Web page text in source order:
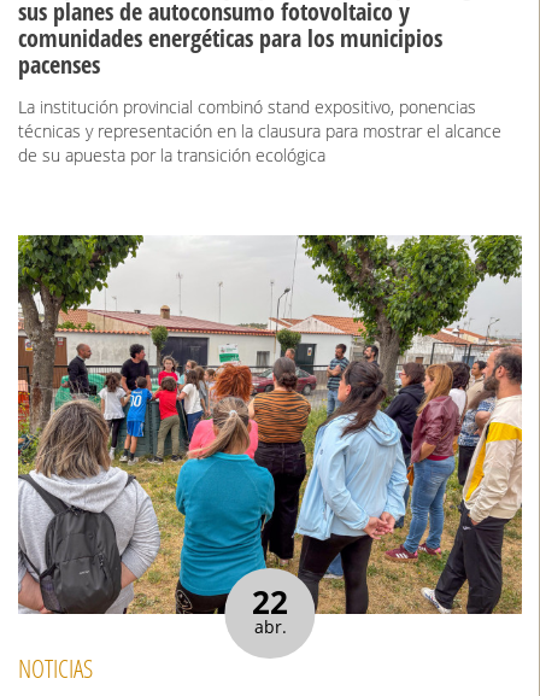
sus planes de autoconsumo fotovoltaico y
comunidades energéticas para los municipios
pacenses
La institución provincial combinó stand expositivo, ponencias
técnicas y representación en la clausura para mostrar el alcance
de su apuesta por la transición ecológica
22
abr.
NOTICIAS